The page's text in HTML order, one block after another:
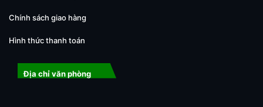
Chính sách giao hàng
Hình thức thanh toán
Địa chỉ văn phòng